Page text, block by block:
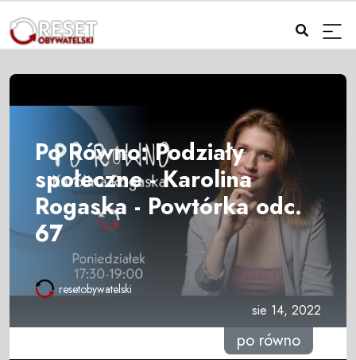
Po Równo: Podziały
społeczne - Karolina
Rogaska - Powtórka odc.
67
resetobywatelski
sie 14, 2022
po równo